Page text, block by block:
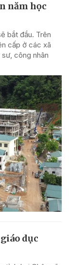
năm học
bắt đầu. Trên
cấp ở các xã
công nhân
dục